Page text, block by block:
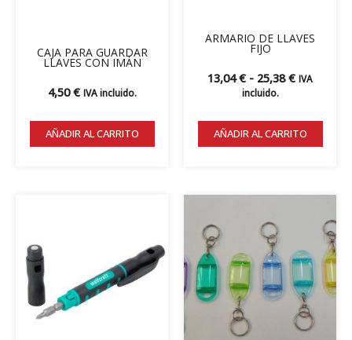
CAJA PARA GUARDAR
LLAVES CON IMÁN
4,50€ IVA incluido.
AÑADIR AL CARRITO
ARMARIO DE LLAVES
FIJO
13,04€ - 25,38€ IVA
incluido.
AÑADIR AL CARRITO
tiene
Las